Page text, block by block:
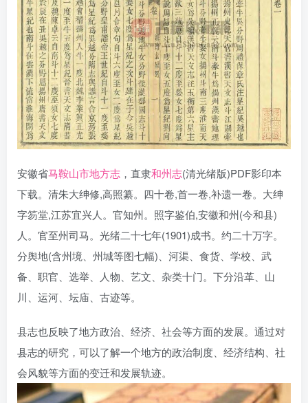
安徽省马鞍山市地方志 ，直隶和州志(清光绪版)PDF影印本
下载。清朱大绅修,高照纂。四十卷,首一卷,补遗一卷。大绅
字笏堂,江苏宜兴人。官知州。照字鉴伯,安徽和州(今和县)
人。官至州司马。光绪二十七年(1901)成书。约二十万字。
分舆地(含州境、州城等图七幅)、河渠、食货、学校、武
备、职官、选举、人物、艺文、杂类十门。下分沿革、山
川、运河、坛庙、古迹等。
县志也反映了地方政治、经济、社会等方面的发展。通过对
县志的研究，可以了解一个地方的政治制度、经济结构、社
会风貌等方面的变迁和发展轨迹。